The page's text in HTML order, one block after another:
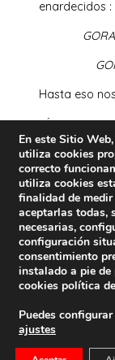
enardecidos :
Hasta eso
SÍ, soy un
que nos dejó
Y es ahora
versos de
“Aunque
no
En este Sitio
utiliza cookies
correcto
utiliza cookies
finalidad de
aceptarlas todas,
necesarias,
configuración
consentimiento
instalado a pie
cookies política
Puedes
ajustes